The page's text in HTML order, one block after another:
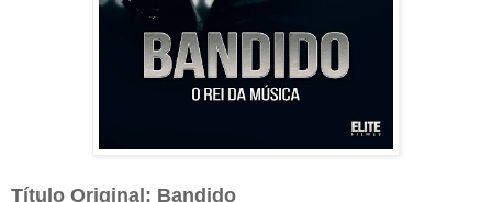
Título Original: Bandido